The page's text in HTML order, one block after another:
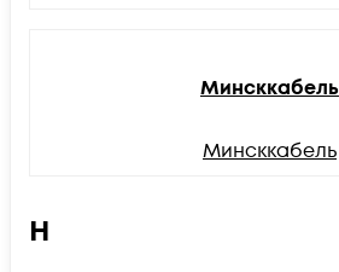
Минсккабель
Минсккабель
Н